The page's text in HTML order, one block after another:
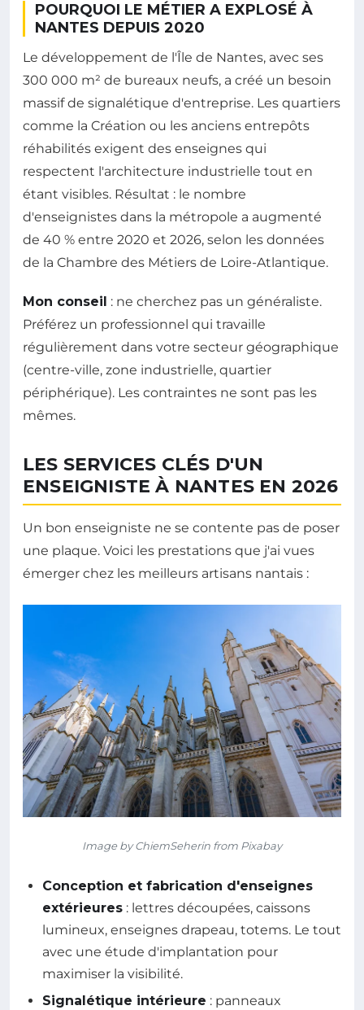
POURQUOI LE MÉTIER A EXPLOSÉ À
NANTES DEPUIS 2020
Le développement de l'Île de Nantes, avec ses
300 000 m² de bureaux neufs, a créé un besoin
massif de signalétique d'entreprise. Les quartiers
comme la Création ou les anciens entrepôts
réhabilités exigent des enseignes qui
respectent l'architecture industrielle tout en
étant visibles. Résultat : le nombre
d'enseignistes dans la métropole a augmenté
de 40 % entre 2020 et 2026, selon les données
de la Chambre des Métiers de Loire-Atlantique.
Mon conseil : ne cherchez pas un généraliste.
Préférez un professionnel qui travaille
régulièrement dans votre secteur géographique
(centre-ville, zone industrielle, quartier
périphérique). Les contraintes ne sont pas les
mêmes.
LES SERVICES CLÉS D'UN
ENSEIGNISTE À NANTES EN 2026
Un bon enseigniste ne se contente pas de poser
une plaque. Voici les prestations que j'ai vues
émerger chez les meilleurs artisans nantais :
Image by ChiemSeherin from Pixabay
Conception et fabrication d'enseignes
extérieures : lettres découpées, caissons
lumineux, enseignes drapeau, totems. Le tout
avec une étude d'implantation pour
maximiser la visibilité.
Signalétique intérieure : panneaux